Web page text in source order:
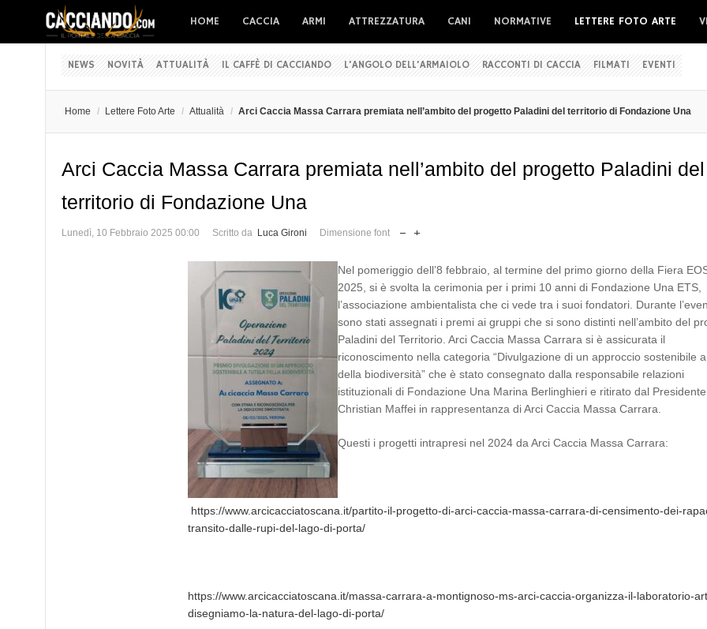
HOME CACCIA ARMI ATTREZZATURA CANI NORMATIVE LETTERE FOTO ARTE
NEWS NOVITÀ ATTUALITÀ IL CAFFÈ DI CACCIANDO L'ANGOLO DELL'ARMAIOLO RACCONTI DI CACCIA FILMATI EVENTI
Home / Lettere Foto Arte / Attualità / Arci Caccia Massa Carrara premiata nell’ambito del progetto Paladini del territorio di Fondazione Una
Arci Caccia Massa Carrara premiata nell’ambito del progetto Paladini del
territorio di Fondazione Una
Lunedì, 10 Febbraio 2025 00:00 Scritto da Luca Gironi Dimensione font
Nel pomeriggio dell’8 febbraio, al termine del primo giorno della Fiera
2025, si è svolta la cerimonia per i primi 10 anni di Fondazione Una ETS,
l’associazione ambientalista che ci vede tra i suoi fondatori. Durante
sono stati assegnati i premi ai gruppi che si sono distinti nell’ambito del
Paladini del Territorio. Arci Caccia Massa Carrara si è assicurata il
riconoscimento nella categoria “Divulgazione di un approccio sostenibile
della biodiversità” che è stato consegnato dalla responsabile relazioni
istituzionali di Fondazione Una Marina Berlinghieri e ritirato dal Presidente
Christian Maffei in rappresentanza di Arci Caccia Massa Carrara.
Questi i progetti intrapresi nel 2024 da Arci Caccia Massa Carrara:
https://www.arcicacciatoscana.it/partito-il-progetto-di-arci-caccia-massa-carrara-di-censimento-dei-
transito-dalle-rupi-del-lago-di-porta/
https://www.arcicacciatoscana.it/massa-carrara-a-montignoso-ms-arci-caccia-organizza-il-laboratorio-
disegniamo-la-natura-del-lago-di-porta/